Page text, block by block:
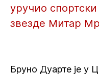
уручио
звезде Митар
Бруно Дуарте је у